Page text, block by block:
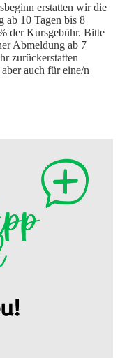
erstatten wir die
ab 10 Tagen bis 8
der Kursgebühr. Bitte
Abmeldung ab 7
zurückerstatten
auch für eine/n